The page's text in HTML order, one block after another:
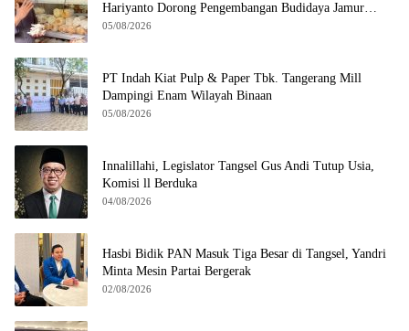
Hariyanto Dorong Pengembangan Budidaya Jamur
Crispy di Serpong
05/08/2026
PT Indah Kiat Pulp & Paper Tbk. Tangerang Mill
Dampingi Enam Wilayah Binaan
05/08/2026
Innalillahi, Legislator Tangsel Gus Andi Tutup Usia,
Komisi ll Berduka
04/08/2026
Hasbi Bidik PAN Masuk Tiga Besar di Tangsel, Yandri
Minta Mesin Partai Bergerak
02/08/2026